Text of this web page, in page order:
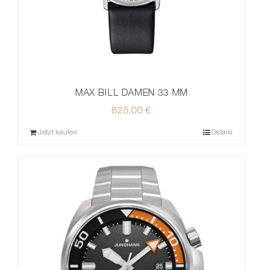
MAX BILL DAMEN 33 MM
825,00 €
Jetzt kaufen Details